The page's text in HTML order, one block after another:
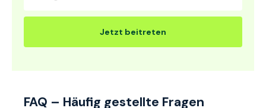
Jetzt beitreten
FAQ – Häufig gestellte Fragen